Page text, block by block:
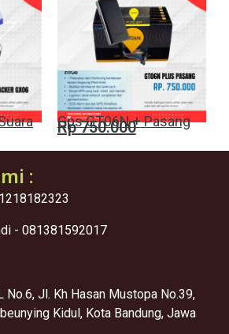
Gps GT06N + Pasang
Rp 750.000
:
- 081381592017
No.6, Jl. Kh Hasan Mustopa No.39,
Kidul, Kota Bandung, Jawa